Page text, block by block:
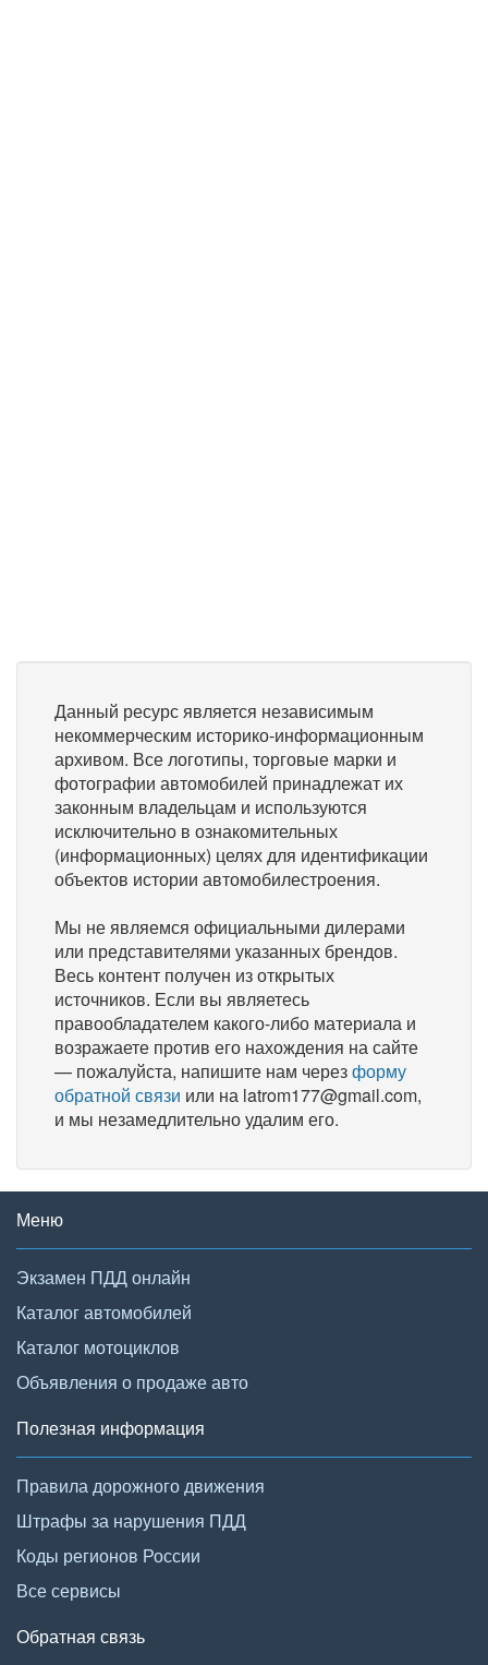
Данный ресурс является независимым
некоммерческим историко-информационным
архивом. Все логотипы, торговые марки и
фотографии автомобилей принадлежат их
законным владельцам и используются
исключительно в ознакомительных
(информационных) целях для идентификации
объектов истории автомобилестроения.
Мы не являемся официальными дилерами
или представителями указанных брендов.
Весь контент получен из открытых
источников. Если вы являетесь
правообладателем какого-либо материала и
возражаете против его нахождения на сайте
— пожалуйста, напишите нам черезформу
обратной связи или на latrom177@gmail.com,
и мы незамедлительно удалим его.
Меню
Экзамен ПДД онлайн
Каталог автомобилей
Каталог мотоциклов
Объявления о продаже авто
Полезная информация
Правила дорожного движения
Штрафы за нарушения ПДД
Коды регионов России
Все сервисы
Обратная связь